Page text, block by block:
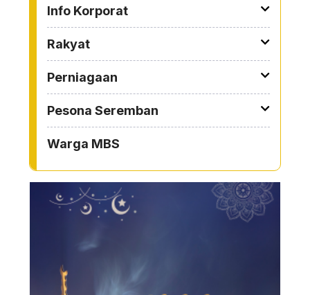
Info Korporat
Rakyat
Perniagaan
Pesona Seremban
Warga MBS